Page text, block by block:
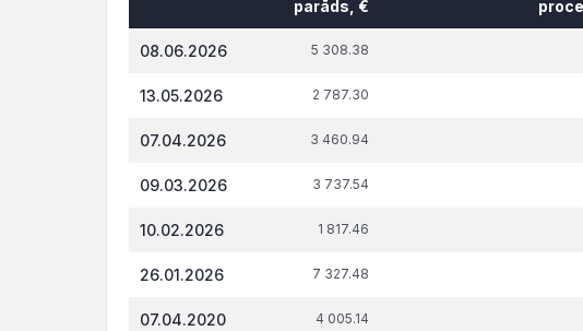
parāds, €
nodokļu
parāds, €
tiesiskās
08.06.2026 5 308.38
13.05.2026 2 787.30
07.04.2026 3 460.94
09.03.2026 3 737.54
10.02.2026 1 817.46
26.01.2026 7 327.48
07.04.2020 4 005.14